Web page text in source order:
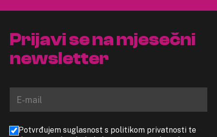
Prijavi se na mjesečni
newsletter
Potvrđujem suglasnost s politikom privatnosti te